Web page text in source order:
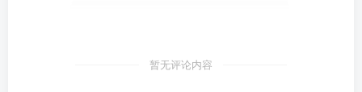
暂无评论内容